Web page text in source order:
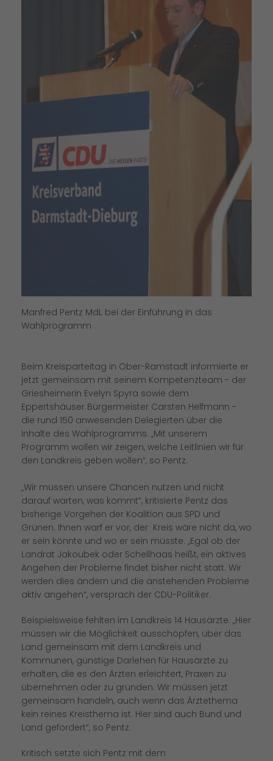
Manfred Pentz MdL bei der Einführung in das
Wahlprogramm
Beim Kreisparteitag in Ober-Ramstadt informierte er
jetzt gemeinsam mit seinem Kompetenzteam - der
Griesheimerin Evelyn Spyra sowie dem
Eppertshäuser Bürgermeister Carsten Helfmann -
die rund 150 anwesenden Delegierten über die
Inhalte des Wahlprogramms. „Mit unserem
Programm wollen wir zeigen, welche Leitlinien wir für
den Landkreis geben wollen“, so Pentz.
Wir müssen unsere Chancen nutzen und nicht
darauf warten, was kommt“, kritisierte Pentz das
bisherige Vorgehen der Koalition aus SPD und
Grünen. Ihnen warf er vor, der Kreis wäre nicht da, wo
er sein könnte und wo er sein müsste. „Egal ob der
Landrat Jakoubek oder Schellhaas heißt, ein aktives
Angehen der Probleme findet bisher nicht statt. Wir
werden dies ändern und die anstehenden Probleme
aktiv angehen“, versprach der CDU-Politiker.
Beispielsweise fehlten im Landkreis 14 Hausärzte. „Hier
müssen wir die Möglichkeit ausschöpfen, über das
Land gemeinsam mit dem Landkreis und
Kommunen, günstige Darlehen für Hausärzte zu
erhalten, die es den Ärzten erleichtert, Praxen zu
übernehmen oder zu gründen. Wir müssen jetzt
gemeinsam handeln, auch wenn das Ärztethema
kein reines Kreisthema ist. Hier sind auch Bund und
Land gefordert“, so Pentz.
Kritisch setzte sich Pentz mit dem